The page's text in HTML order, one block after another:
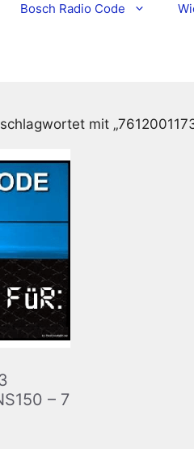
Bosch Radio Code
mit
– 7